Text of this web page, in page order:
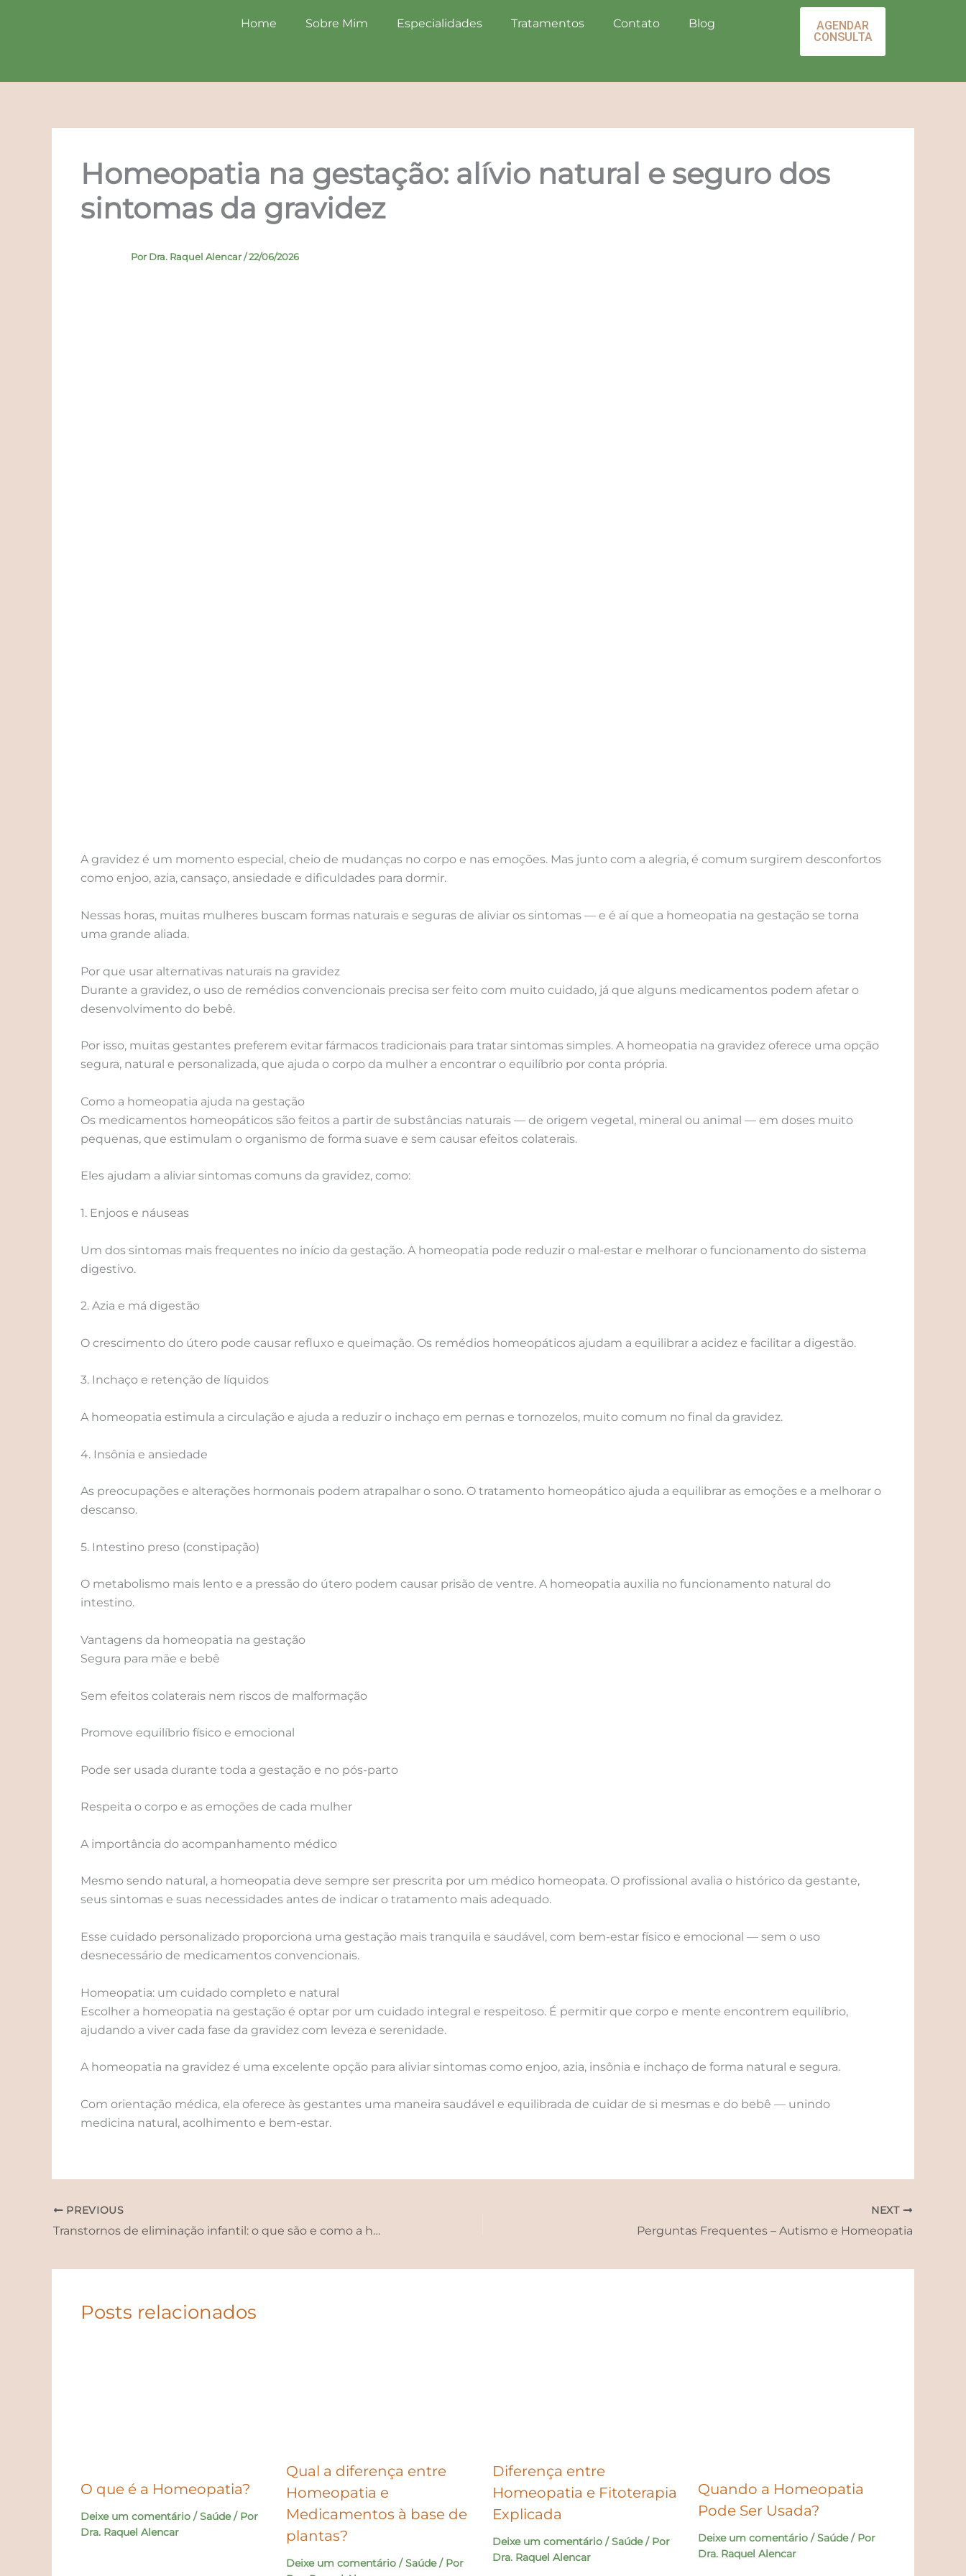
Home Sobre Mim Especialidades Tratamentos Contato Blog
AGENDAR
CONSULTA
Homeopatia na gestação: alívio natural e seguro dos
sintomas da gravidez
PorDra. Raquel Alencar/22/06/2026
A gravidez é um momento especial, cheio de mudanças no corpo e nas emoções. Mas junto com a alegria, é comum surgirem desconfortos
como enjoo, azia, cansaço, ansiedade e dificuldades para dormir.
Nessas horas, muitas mulheres buscam formas naturais e seguras de aliviar os sintomas — e é aí que a homeopatia na gestação se torna
uma grande aliada.
Por que usar alternativas naturais na gravidez
Durante a gravidez, o uso de remédios convencionais precisa ser feito com muito cuidado, já que alguns medicamentos podem afetar o
desenvolvimento do bebê.
Por isso, muitas gestantes preferem evitar fármacos tradicionais para tratar sintomas simples. A homeopatia na gravidez oferece uma opção
segura, natural e personalizada, que ajuda o corpo da mulher a encontrar o equilíbrio por conta própria.
Como a homeopatia ajuda na gestação
Os medicamentos homeopáticos são feitos a partir de substâncias naturais — de origem vegetal, mineral ou animal — em doses muito
pequenas, que estimulam o organismo de forma suave e sem causar efeitos colaterais.
Eles ajudam a aliviar sintomas comuns da gravidez, como:
1. Enjoos e náuseas
Um dos sintomas mais frequentes no início da gestação. A homeopatia pode reduzir o mal-estar e melhorar o funcionamento do sistema
digestivo.
2. Azia e má digestão
O crescimento do útero pode causar refluxo e queimação. Os remédios homeopáticos ajudam a equilibrar a acidez e facilitar a digestão.
3. Inchaço e retenção de líquidos
A homeopatia estimula a circulação e ajuda a reduzir o inchaço em pernas e tornozelos, muito comum no final da gravidez.
4. Insônia e ansiedade
As preocupações e alterações hormonais podem atrapalhar o sono. O tratamento homeopático ajuda a equilibrar as emoções e a melhorar o
descanso.
5. Intestino preso (constipação)
O metabolismo mais lento e a pressão do útero podem causar prisão de ventre. A homeopatia auxilia no funcionamento natural do
intestino.
Vantagens da homeopatia na gestação
Segura para mãe e bebê
Sem efeitos colaterais nem riscos de malformação
Promove equilíbrio físico e emocional
Pode ser usada durante toda a gestação e no pós-parto
Respeita o corpo e as emoções de cada mulher
A importância do acompanhamento médico
Mesmo sendo natural, a homeopatia deve sempre ser prescrita por um médico homeopata. O profissional avalia o histórico da gestante,
seus sintomas e suas necessidades antes de indicar o tratamento mais adequado.
Esse cuidado personalizado proporciona uma gestação mais tranquila e saudável, com bem-estar físico e emocional — sem o uso
desnecessário de medicamentos convencionais.
Homeopatia: um cuidado completo e natural
Escolher a homeopatia na gestação é optar por um cuidado integral e respeitoso. É permitir que corpo e mente encontrem equilíbrio,
ajudando a viver cada fase da gravidez com leveza e serenidade.
A homeopatia na gravidez é uma excelente opção para aliviar sintomas como enjoo, azia, insônia e inchaço de forma natural e segura.
Com orientação médica, ela oferece às gestantes uma maneira saudável e equilibrada de cuidar de si mesmas e do bebê — unindo
medicina natural, acolhimento e bem-estar.
PREVIOUS
Transtornos de eliminação infantil: o que são e como a homeopatia pode ajudar
NEXT
Perguntas Frequentes – Autismo e Homeopatia
Posts relacionados
O que é a Homeopatia?
Deixe um comentário /Saúde/ Por
Dra. Raquel Alencar
Qual a diferença entre
Homeopatia e
Medicamentos à base de
plantas?
Deixe um comentário /Saúde/ Por
Diferença entre
Homeopatia e Fitoterapia
Explicada
Deixe um comentário /Saúde/ Por
Dra. Raquel Alencar
Quando a Homeopatia
Pode Ser Usada?
Deixe um comentário /Saúde/ Por
Dra. Raquel Alencar